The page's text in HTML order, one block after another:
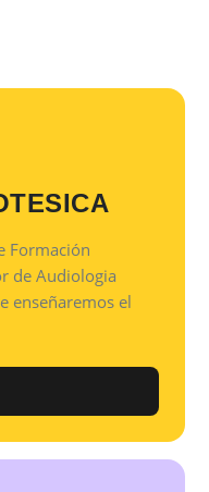
Formación
de Audiologia
enseñaremos el